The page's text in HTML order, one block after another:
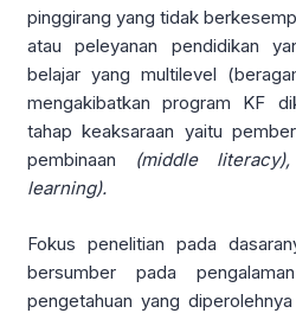
pinggirang yang tidak
atau peleyanan pendidikan
belajar yang multilevel
mengakibatkan program KF
tahap keaksaraan yaitu
pembinaan
(middle literacy),
learning).
Fokus penelitian pada
bersumber pada
pengetahuan yang